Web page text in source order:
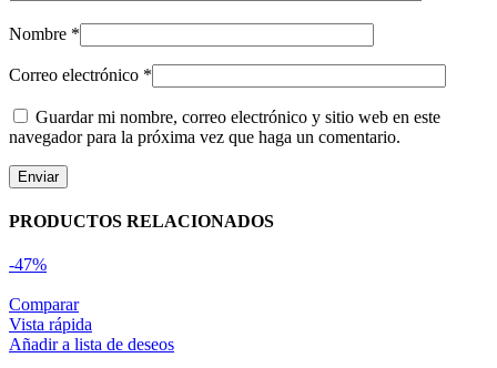
Nombre *
Correo electrónico *
Guardar mi nombre, correo electrónico y sitio web en este
navegador para la próxima vez que haga un comentario.
PRODUCTOS RELACIONADOS
-47%
Comparar
Vista rápida
Añadir a lista de deseos